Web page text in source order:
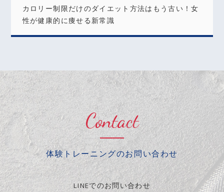
カロリー制限だけのダイエット方法はもう古い！女
性が健康的に痩せる新常識
Contact
体験トレーニングのお問い合わせ
LINEでのお問い合わせ